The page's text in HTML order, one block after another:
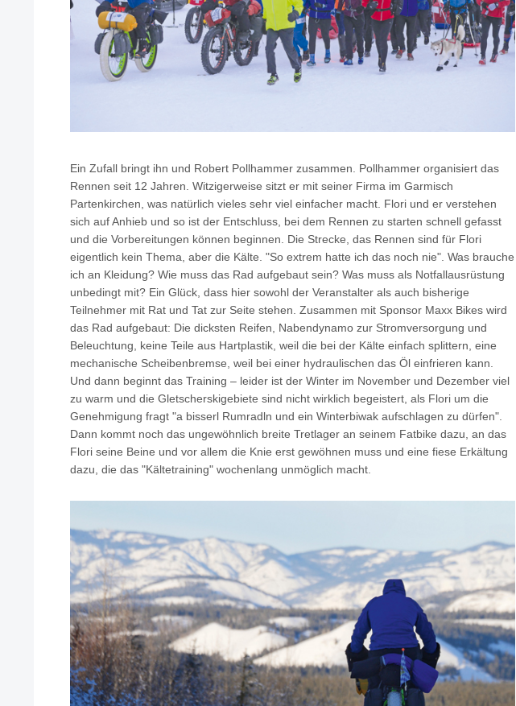
Ein Zufall bringt ihn und Robert Pollhammer zusammen. Pollhammer organisiert das
Rennen seit 12 Jahren. Witzigerweise sitzt er mit seiner Firma im Garmisch
Partenkirchen, was natürlich vieles sehr viel einfacher macht. Flori und er verstehen
sich auf Anhieb und so ist der Entschluss, bei dem Rennen zu starten schnell gefasst
und die Vorbereitungen können beginnen. Die Strecke, das Rennen sind für Flori
eigentlich kein Thema, aber die Kälte. "So extrem hatte ich das noch nie". Was brauche
ich an Kleidung? Wie muss das Rad aufgebaut sein? Was muss als Notfallausrüstung
unbedingt mit? Ein Glück, dass hier sowohl der Veranstalter als auch bisherige
Teilnehmer mit Rat und Tat zur Seite stehen. Zusammen mit Sponsor Maxx Bikes wird
das Rad aufgebaut: Die dicksten Reifen, Nabendynamo zur Stromversorgung und
Beleuchtung, keine Teile aus Hartplastik, weil die bei der Kälte einfach splittern, eine
mechanische Scheibenbremse, weil bei einer hydraulischen das Öl einfrieren kann.
Und dann beginnt das Training – leider ist der Winter im November und Dezember viel
zu warm und die Gletscherskigebiete sind nicht wirklich begeistert, als Flori um die
Genehmigung fragt "a bisserl Rumradln und ein Winterbiwak aufschlagen zu dürfen".
Dann kommt noch das ungewöhnlich breite Tretlager an seinem Fatbike dazu, an das
Flori seine Beine und vor allem die Knie erst gewöhnen muss und eine fiese Erkältung
dazu, die das "Kältetraining" wochenlang unmöglich macht.